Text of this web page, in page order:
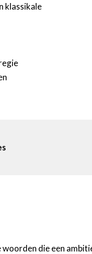
klassikale
die een